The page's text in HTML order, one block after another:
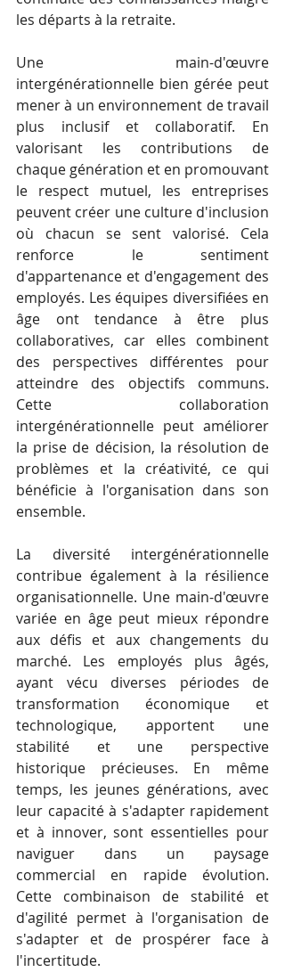
les départs à la retraite.
Une main-d'œuvre
intergénérationnelle bien gérée peut
mener à un environnement de travail
plus inclusif et collaboratif. En
valorisant les contributions de
chaque génération et en promouvant
le respect mutuel, les entreprises
peuvent créer une culture d'inclusion
où chacun se sent valorisé. Cela
renforce le sentiment
d'appartenance et d'engagement des
employés. Les équipes diversifiées en
âge ont tendance à être plus
collaboratives, car elles combinent
des perspectives différentes pour
atteindre des objectifs communs.
Cette collaboration
intergénérationnelle peut améliorer
la prise de décision, la résolution de
problèmes et la créativité, ce qui
bénéficie à l'organisation dans son
ensemble.
La diversité intergénérationnelle
contribue également à la résilience
organisationnelle. Une main-d'œuvre
variée en âge peut mieux répondre
aux défis et aux changements du
marché. Les employés plus âgés,
ayant vécu diverses périodes de
transformation économique et
technologique, apportent une
stabilité et une perspective
historique précieuses. En même
temps, les jeunes générations, avec
leur capacité à s'adapter rapidement
et à innover, sont essentielles pour
naviguer dans un paysage
commercial en rapide évolution.
Cette combinaison de stabilité et
d'agilité permet à l'organisation de
s'adapter et de prospérer face à
l'incertitude.